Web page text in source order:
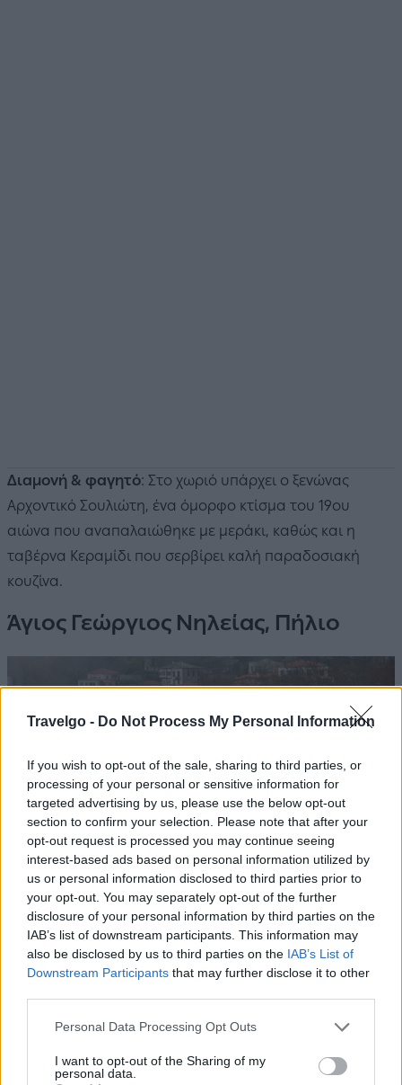
Travelgo - Do Not Process My Personal Information
If you wish to opt-out of the sale, sharing to third parties, or
processing of your personal or sensitive information for
targeted advertising by us, please use the below opt-out
section to confirm your selection. Please note that after your
opt-out request is processed you may continue seeing
interest-based ads based on personal information utilized by
us or personal information disclosed to third parties prior to
your opt-out. You may separately opt-out of the further
disclosure of your personal information by third parties on the
IAB’s list of downstream participants. This information may
also be disclosed by us to third parties on the IAB’s List of
Downstream Participants that may further disclose it to other
Please note that this website/app uses one or more Google
not limited to your visit or usage behaviour. You may click to
grant or deny consent to Google and its third-party tags to
Personal Data Processing Opt Outs
I want to opt-out of the Sharing of my
personal data.
Διαμονή & φαγητό: Στο χωριό υπάρχει ο ξενώνας
Αρχοντικό Σουλιώτη, ένα όμορφο κτίσμα του 19ου
αιώνα που αναπαλαιώθηκε με μεράκι, καθώς και η
ταβέρνα Κεραμίδι που σερβίρει καλή παραδοσιακή
κουζίνα.
Άγιος Γεώργιος Νηλείας, Πήλιο
Περίπου 20 χλμ. ανατολικά από τον Βόλο, κοντά στη
Βυζίτσα και τις Μηλιές, ο Άγιος Γεώργιος Νηλείας είναι
ένα λιγότερο γνωστό αλλά πανέμορφο χωριό του
Πηλίου. Απλωμένο αμφιθεατρικά ανάμεσα σε δύο
ράχες, σε υψόμετρο 700 μ. περίπου, αποτελεί το
ορεινότερο χωριό του Πηλίου και φημίζεται για την
χωριού χτυπάει στη γαλήνια πλατεία του, μία από τις